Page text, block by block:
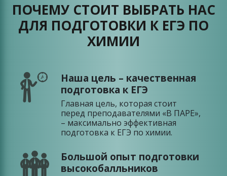
ПОЧЕМУ СТОИТ ВЫБРАТЬ НАС
ДЛЯ ПОДГОТОВКИ К ЕГЭ ПО
ХИМИИ
Наша цель – качественная
подготовка к ЕГЭ
Главная цель, которая стоит
перед преподавателями «В ПАРЕ»,
– максимально эффективная
подготовка к ЕГЭ по химии.
Большой опыт подготовки
высокобалльников